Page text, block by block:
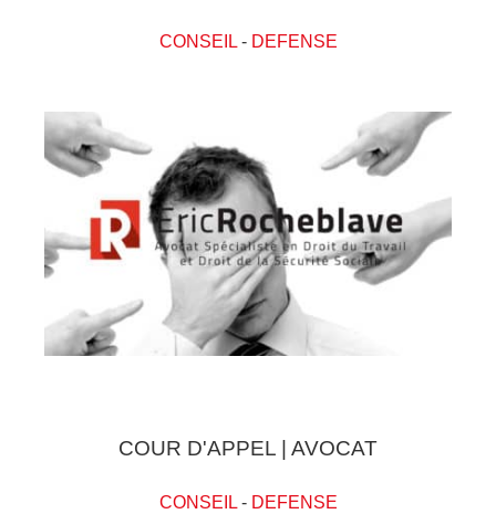
CONSEIL- DEFENSE
COUR D'APPEL | AVOCAT
CONSEIL- DEFENSE